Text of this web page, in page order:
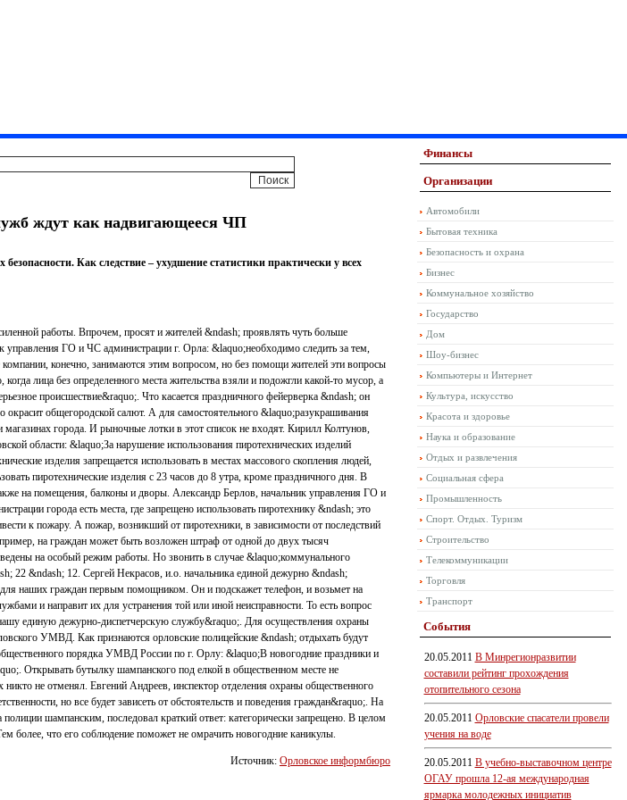
ждут как надвигающееся ЧП
Как следствие – ухудшение статистики практически у всех
работы. Впрочем, просят и жителей &ndash; проявлять чуть больше
ГО и ЧС администрации г. Орла: &laquo;необходимо следить за тем,
конечно, занимаются этим вопросом, но без помощи жителей эти вопросы
лица без определенного места жительства взяли и подожгли какой-то мусор, а
происшествие&raquo;. Что касается праздничного фейерверка &ndash; он
общегородской салют. А для самостоятельного &laquo;разукрашивания
города. И рыночные лотки в этот список не входят. Кирилл Колтунов,
области: &laquo;За нарушение использования пиротехнических изделий
изделия запрещается использовать в местах массового скопления людей,
пиротехнические изделия с 23 часов до 8 утра, кроме праздничного дня. В
на помещения, балконы и дворы. Александр Берлов, начальник управления ГО и
города есть места, где запрещено использовать пиротехнику &ndash; это
к пожару. А пожар, возникший от пиротехники, в зависимости от последствий
на граждан может быть возложен штраф от одной до двух тысяч
на особый режим работы. Но звонить в случае &laquo;коммунального
&ndash; 12. Сергей Некрасов, и.о. начальника единой дежурно &ndash;
наших граждан первым помощником. Он и подскажет телефон, и возьмет на
и направит их для устранения той или иной неисправности. То есть вопрос
единую дежурно-диспетчерскую службу&raquo;. Для осуществления охраны
УМВД. Как признаются орловские полицейские &ndash; отдыхать будут
порядка УМВД России по г. Орлу: &laquo;В новогодние праздники и
Открывать бутылку шампанского под елкой в общественном месте не
никто не отменял. Евгений Андреев, инспектор отделения охраны общественного
но все будет зависеть от обстоятельств и поведения граждан&raquo;. На
шампанским, последовал краткий ответ: категорически запрещено. В целом
более, что его соблюдение поможет не омрачить новогодние каникулы.
Источник: Орловское информбюро
Финансы
Организации
Автомобили
Бытовая техника
Безопасность и охрана
Бизнес
Коммунальное хозяйство
Государство
Дом
Шоу-бизнес
Компьютеры и Интернет
Культура, искусство
Красота и здоровье
Наука и образование
Отдых и развлечения
Социальная сфера
Промышленность
Спорт. Отдых. Туризм
Строительство
Телекоммуникации
Торговля
Транспорт
События
20.05.2011 В Минрегионразвитии
составили рейтинг прохождения
отопительного сезона
20.05.2011 Орловские спасатели провели
учения на воде
20.05.2011 В учебно-выставочном центре
ОГАУ прошла 12-ая международная
ярмарка молодежных инициатив